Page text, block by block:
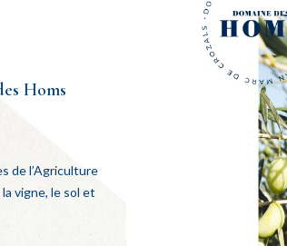
Homs
de l’Agriculture
vigne, le sol et